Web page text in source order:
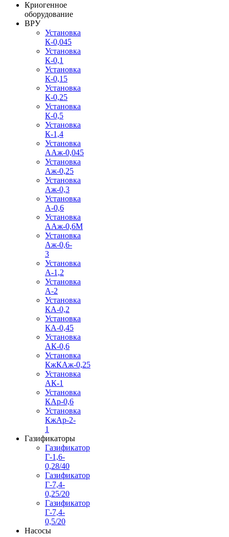
Криогенное
оборудование
ВРУ
Установка
К-0,045
Установка
К-0,1
Установка
К-0,15
Установка
К-0,25
Установка
К-0,5
Установка
К-1,4
Установка
ААж-0,045
Установка
Аж-0,25
Установка
Аж-0,3
Установка
А-0,6
Установка
ААж-0,6М
Установка
Аж-0,6-
3
Установка
А-1,2
Установка
А-2
Установка
КА-0,2
Установка
КА-0,45
Установка
АК-0,6
Установка
КжКАж-0,25
Установка
АК-1
Установка
КАр-0,6
Установка
КжАр-2-
1
Газификаторы
Газификатор
Г-1,6-
0,28/40
Газификатор
Г-7,4-
0,25/20
Газификатор
Г-7,4-
0,5/20
Насосы